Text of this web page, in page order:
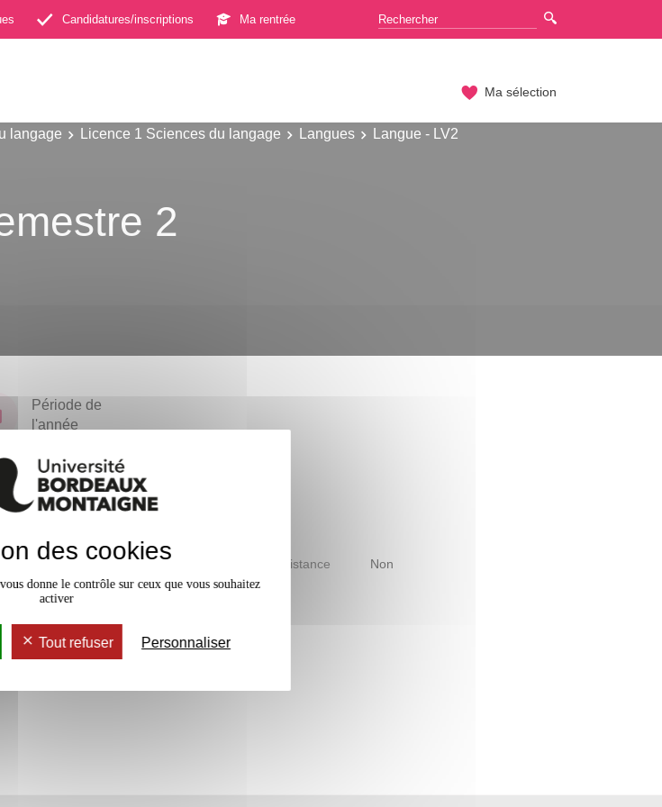
Candidatures/inscriptions Ma rentrée
Ma sélection
langage Licence 1 Sciences du langage Langues
Langue - LV2
2
Période de
l'année
Accessible à distance Non
des cookies
donne le contrôle sur ceux que vous souhaitez
activer
Tout refuser Personnaliser